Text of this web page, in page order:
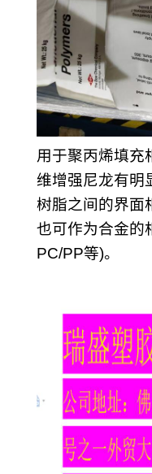
用于聚丙烯填充
维增强尼龙有明
树脂之间的界面
也可作为合金的
PC/PP等)。